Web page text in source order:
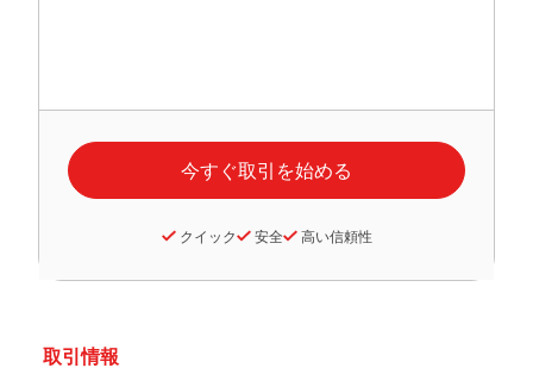
クイック 安全 高い信頼性
取引情報